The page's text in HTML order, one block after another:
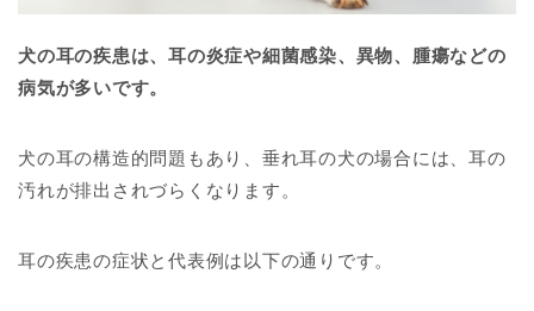
犬の耳の疾患は、耳の炎症や細菌感染、異物、腫瘍などの
病気が多いです。
犬の耳の構造的問題もあり、垂れ耳の犬の場合には、耳の
汚れが排出されづらくなります。
耳の疾患の症状と代表例は以下の通りです。